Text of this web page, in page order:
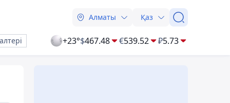
Алматы Қаз
+23°$467.48 €539.52 ₽5.73